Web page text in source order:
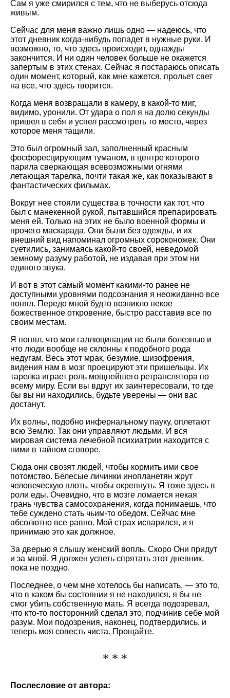
Сам я уже смирился с тем, что не выберусь отсюда
живым.
Сейчас для меня важно лишь одно — надеюсь, что
этот дневник когда-нибудь попадет в нужные руки. И
возможно, то, что здесь происходит, однажды
закончится. И ни один человек больше не окажется
запертым в этих стенах. Сейчас я постараюсь описать
один момент, который, как мне кажется, прольет свет
на все, что здесь творится.
Когда меня возвращали в камеру, в какой-то миг,
видимо, уронили. От удара о пол я на долю секунды
пришел в себя и успел рассмотреть то место, через
которое меня тащили.
Это был огромный зал, заполненный красным
фосфоресцирующим туманом, в центре которого
парила сверкающая всевозможными огнями
летающая тарелка, почти такая же, как показывают в
фантастических фильмах.
Вокруг нее стояли существа в точности как тот, что
был с манекенной рукой, пытавшийся препарировать
меня ей. Только на этих не было военной формы и
прочего маскарада. Они были без одежды, и их
внешний вид напоминал огромных сороконожек. Они
суетились, занимаясь какой-то своей, неведомой
земному разуму работой, не издавая при этом ни
единого звука.
И вот в этот самый момент какими-то ранее не
доступными уровнями подсознания я неожиданно все
понял. Передо мной будто возникло некое
божественное откровение, быстро расставив все по
своим местам.
Я понял, что мои галлюцинации не были болезнью и
что люди вообще не склонны к подобного рода
недугам. Весь этот мрак, безумие, шизофрения,
видения нам в мозг проецируют эти пришельцы. Их
тарелка играет роль мощнейшего ретранслятора по
всему миру. Если вы вдруг их заинтересовали, то где
бы вы ни находились, будьте уверены — они вас
достанут.
Их волны, подобно инфернальному пауку, оплетают
всю Землю. Так они управляют людьми. И вся
мировая система лечебной психиатрии находится с
ними в тайном сговоре.
Сюда они свозят людей, чтобы кормить ими свое
потомство. Белесые личинки инопланетян жрут
человеческую плоть, чтобы окрепнуть. Я тоже здесь в
роли еды. Очевидно, что в мозге ломается некая
грань чувства самосохранения, когда понимаешь, что
тебе суждено стать чьим-то обедом. Сейчас мне
абсолютно все равно. Мой страх испарился, и я
принимаю это как должное.
За дверью я слышу женский вопль. Скоро Они придут
и за мной. Я должен успеть спрятать этот дневник,
пока не поздно.
Последнее, о чем мне хотелось бы написать, — это то,
что в каком бы состоянии я не находился, я бы не
смог убить собственную мать. Я всегда подозревал,
что кто-то посторонний сделал это, подчинив себе мой
разум. Мои подозрения, наконец, подтвердились, и
теперь моя совесть чиста. Прощайте.
* * *
Послесловие от автора: